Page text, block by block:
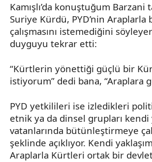
Kamışlı’da konuştuğum Barzani
Suriye Kürdü, PYD’nin Araplarla
çalışmasını istemediğini
duyguyu tekrar etti:
“Kürtlerin yönettiği güçlü bir
istiyorum” dedi bana, “Araplara
PYD yetkilileri ise izledikleri
etnik ya da dinsel grupları kendi
vatanlarında bütünleştirmeye
şeklinde açıklıyor. Kendi
Araplarla Kürtleri ortak bir